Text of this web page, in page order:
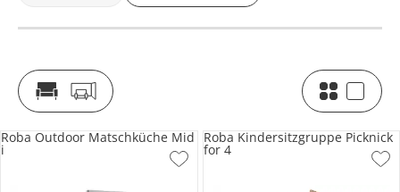
Roba Outdoor Matschküche Mid
i
Roba Kindersitzgruppe Picknick
for 4